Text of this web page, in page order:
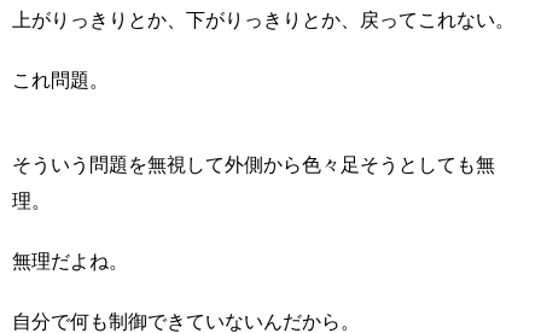
上がりっきりとか、下がりっきりとか、戻ってこれない。
これ問題。
そういう問題を無視して外側から色々足そうとしても無
理。
無理だよね。
自分で何も制御できていないんだから。